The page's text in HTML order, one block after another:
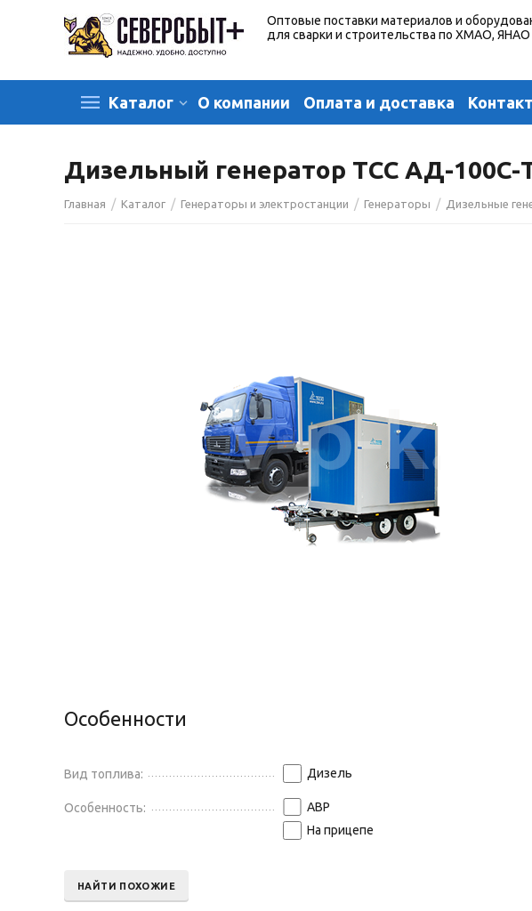
Оптовые поставки материалов и
для сварки и строительства по ХМАО, ЯНАО
Каталог О компании Оплата и доставка
Дизельный генератор ТСС АД-100С-
Главная / Каталог / Генераторы и электростанции / Генераторы / Дизельные
Особенности
Вид топлива: Дизель
Особенность:
АВР
На прицепе
НАЙТИ ПОХОЖИЕ